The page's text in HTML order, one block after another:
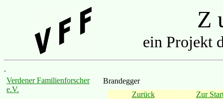
Z
ein Projekt
.
Verdener Familienforscher
e.V.
Brandegger
Zurück
Zur